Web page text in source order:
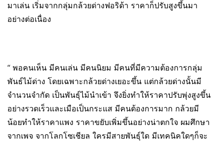
มาเล่น เริ่มจากกลุ่มกล้วยด่างฟอริด้า ราคาก็ปรับสูงขึ้นมา
อย่างต่อเนื่อง
“ พอคนเห็น มีคนเล่น มีคนนิยม มีคนที่มีความต้องการกลุ่ม
พันธ์ไม้ด่าง โดยเฉพาะกล้วยด่างเยอะขึ้น แต่กล้วยด่างนั้นมี
จำนวนจำกัด เป็นพันธุ์ไม้นำเข้า จึงยิ่งทำให้ราคาปรับพุ่งสูงขึ้น
อย่างรวดเร็วและเมือเป็นกระแส มีคนต้องการมาก กล้วยมี
น้อยทำให้ราคาแพง ราคาขยับเพิ่มขึ้นอย่างน่าตกใจ ผมศึกษา
จากเพจ จากโลกโซเชียล ใครมีสายพันธุ์ใด มีเทคนิคใดๆก็จะ